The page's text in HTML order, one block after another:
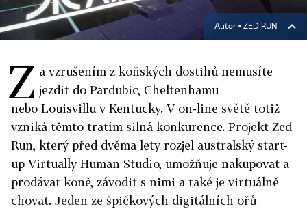
Autor ▪ ZED RUN
Z a vzrušením z koňských dostihů nemusíte
jezdit do Pardubic, Cheltenhamu
nebo Louisvillu v Kentucky. V on-line světě totiž
vzniká těmto tratím silná konkurence. Projekt Zed
Run, který před dvěma lety rozjel australský start-
up Virtually Human Studio, umožňuje nakupovat a
prodávat koně, závodit s nimi a také je virtuálně
chovat. Jeden ze špičkových digitálních ořů